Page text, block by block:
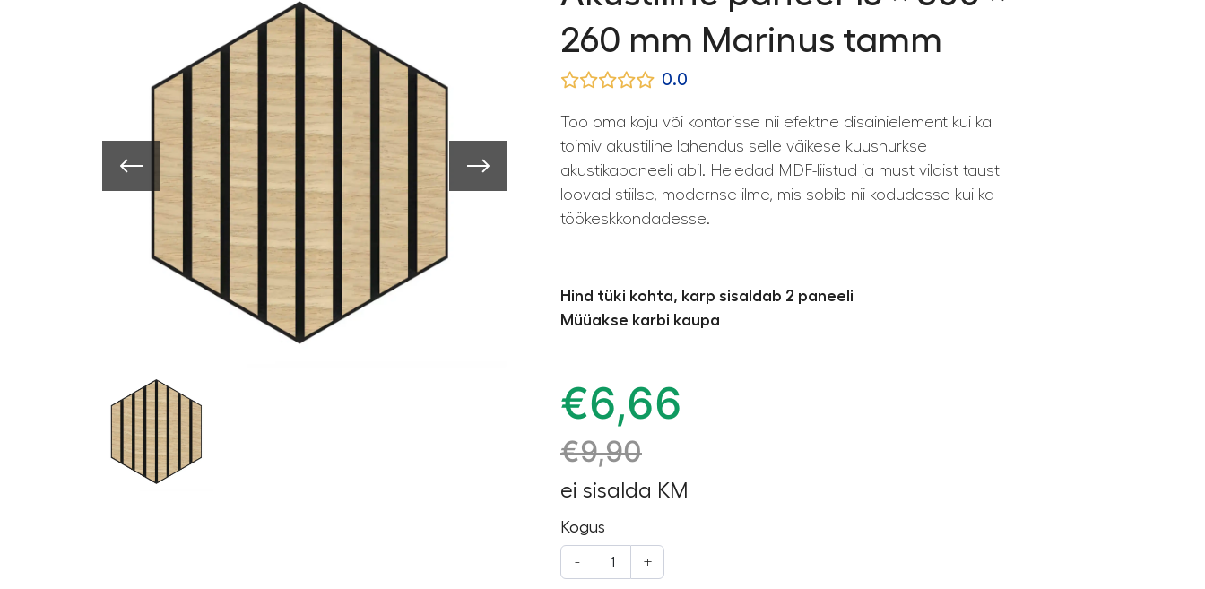
260 mm Marinus tamm
0.0
Too oma koju või kontorisse nii efektne disainielement kui ka
toimiv akustiline lahendus selle väikese kuusnurkse
akustikapaneeli abil. Heledad MDF-liistud ja must vildist taust
loovad stiilse, modernse ilme, mis sobib nii kodudesse kui ka
töökeskkondadesse.
Hind tüki kohta, karp sisaldab 2 paneeli
Müüakse karbi kaupa
€6,66
€9,90
ei sisalda KM
Kogus
- +